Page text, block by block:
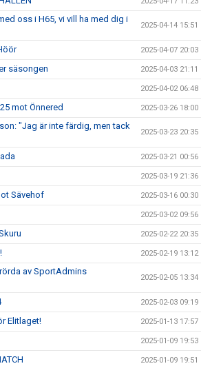
oss i H65, vi vill ha med dig i
2025-04-14 15:51
2025-04-07 20:03
säsongen 2025-04-03 21:11
2025-04-02 06:48
mot Önnered 2025-03-26 18:00
"Jag är inte färdig, men tack
2025-03-23 20:35
2025-03-21 00:56
2025-03-19 21:36
Sävehof 2025-03-16 00:30
2025-03-02 09:56
2025-02-22 20:35
2025-02-19 13:12
av SportAdmins
2025-02-05 13:34
2025-02-03 09:19
Elitlaget! 2025-01-13 17:57
2025-01-09 19:53
2025-01-09 19:51